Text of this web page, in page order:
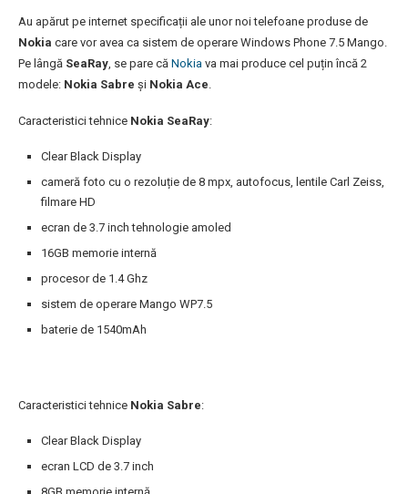
Au apărut pe internet specificații ale unor noi telefoane produse de
Nokia care vor avea ca sistem de operare Windows Phone 7.5 Mango.
Pe lângă SeaRay, se pare că Nokia va mai produce cel puțin încă 2
modele: Nokia Sabre și Nokia Ace.
Caracteristici tehnice Nokia SeaRay:
Clear Black Display
cameră foto cu o rezoluție de 8 mpx, autofocus, lentile Carl Zeiss,
filmare HD
ecran de 3.7 inch tehnologie amoled
16GB memorie internă
procesor de 1.4 Ghz
sistem de operare Mango WP7.5
baterie de 1540mAh
Caracteristici tehnice Nokia Sabre:
Clear Black Display
ecran LCD de 3.7 inch